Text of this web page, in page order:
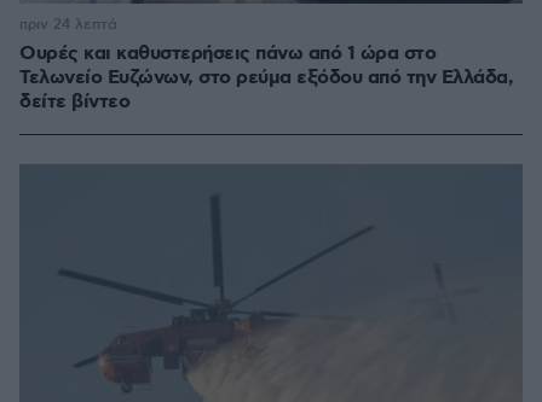
Ουρές και καθυστερήσεις πάνω από 1 ώρα στο
Τελωνείο Ευζώνων, στο ρεύμα εξόδου από την Ελλάδα,
δείτε βίντεο
πριν 24 λεπτά